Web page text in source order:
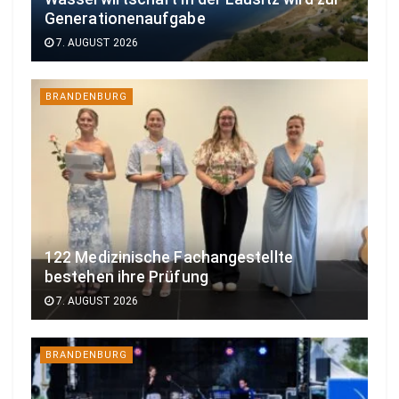
Generationenaufgabe
7. AUGUST 2026
BRANDENBURG
122 Medizinische Fachangestellte
bestehen ihre Prüfung
7. AUGUST 2026
BRANDENBURG